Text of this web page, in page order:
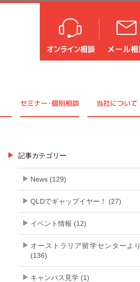
セミナー・個別相談 当社について
記事カテゴリー
News (129)
QLDでギャップイヤー！ (27)
イベント情報 (12)
オーストラリア留学センターより
(136)
キャンパス見学 (1)